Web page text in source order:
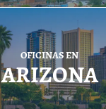
OFICINAS EN
ARIZONA